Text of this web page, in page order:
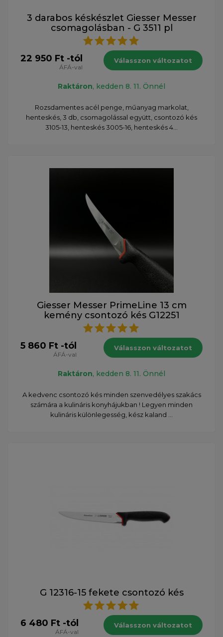
3 darabos késkészlet Giesser Messer
csomagolásban - G 3511 pl
22 950 Ft -tól
ÁFÁ-val
Válasszon változatot
Raktáron, kedden 8. 11. Önnél
Rozsdamentes acél penge, műanyag markolat,
henteskés, 3 db, csomagolással együtt, csontozó kés
3105-13, henteskés 3005-16, henteskés 4...
Giesser Messer PrimeLine 13 cm
kemény csontozó kés G12251
5 860 Ft -tól
ÁFÁ-val
Válasszon változatot
Raktáron, kedden 8. 11. Önnél
A kedvenc csontozó kés minden szenvedélyes szakács
számára a kulináris konyhájukban ! Legyen minden
kulináris különlegesség, kész kaland ...
G 12316-15 fekete csontozó kés
6 480 Ft -tól
ÁFÁ-val
Válasszon változatot